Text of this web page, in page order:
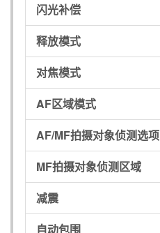
闪光补偿
释放模式
对焦模式
AF区域模式
AF/MF拍摄对象侦测选项
MF拍摄对象侦测区域
减震
自动包围